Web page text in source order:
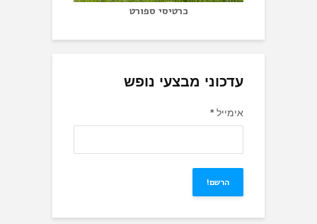
כרטיסי ספורט
עדכוני מבצעי נופש
אימייל*